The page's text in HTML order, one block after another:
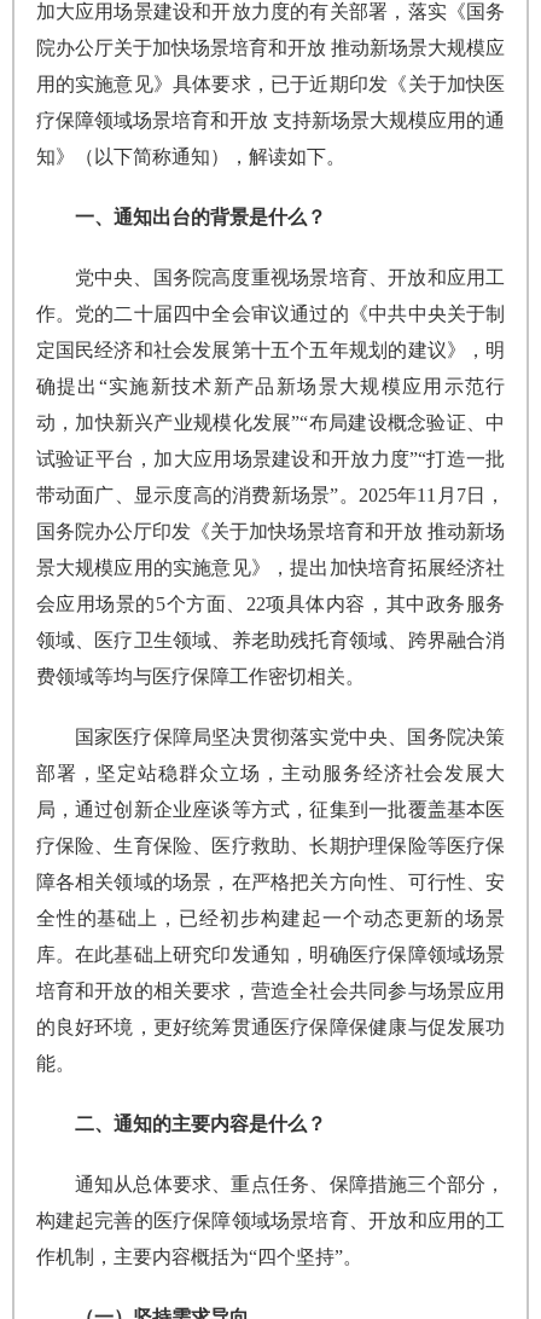
加大应用场景建设和开放力度的有关部署，落实《国务
院办公厅关于加快场景培育和开放 推动新场景大规模应
用的实施意见》具体要求，已于近期印发《关于加快医
疗保障领域场景培育和开放 支持新场景大规模应用的通
知》（以下简称通知），解读如下。
一、通知出台的背景是什么？
党中央、国务院高度重视场景培育、开放和应用工
作。党的二十届四中全会审议通过的《中共中央关于制
定国民经济和社会发展第十五个五年规划的建议》，明
确提出“实施新技术新产品新场景大规模应用示范行
动，加快新兴产业规模化发展”“布局建设概念验证、中
试验证平台，加大应用场景建设和开放力度”“打造一批
带动面广、显示度高的消费新场景”。2025年11月7日，
国务院办公厅印发《关于加快场景培育和开放 推动新场
景大规模应用的实施意见》，提出加快培育拓展经济社
会应用场景的5个方面、22项具体内容，其中政务服务
领域、医疗卫生领域、养老助残托育领域、跨界融合消
费领域等均与医疗保障工作密切相关。
国家医疗保障局坚决贯彻落实党中央、国务院决策
部署，坚定站稳群众立场，主动服务经济社会发展大
局，通过创新企业座谈等方式，征集到一批覆盖基本医
疗保险、生育保险、医疗救助、长期护理保险等医疗保
障各相关领域的场景，在严格把关方向性、可行性、安
全性的基础上，已经初步构建起一个动态更新的场景
库。在此基础上研究印发通知，明确医疗保障领域场景
培育和开放的相关要求，营造全社会共同参与场景应用
的良好环境，更好统筹贯通医疗保障保健康与促发展功
能。
二、通知的主要内容是什么？
通知从总体要求、重点任务、保障措施三个部分，
构建起完善的医疗保障领域场景培育、开放和应用的工
作机制，主要内容概括为“四个坚持”。